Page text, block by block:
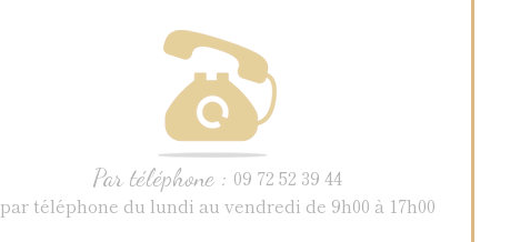
Par téléphone : 09 72 52 39 44
par téléphone du lundi au vendredi de 9h00 à 17h00